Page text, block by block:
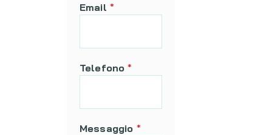
Email *
Telefono*
Messaggio *